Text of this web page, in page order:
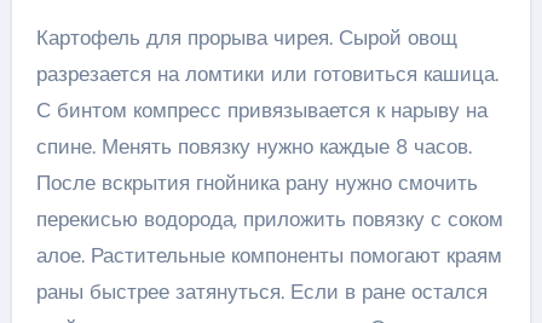
Картофель для прорыва чирея. Сырой овощ
разрезается на ломтики или готовиться кашица.
С бинтом компресс привязывается к нарыву на
спине. Менять повязку нужно каждые 8 часов.
После вскрытия гнойника рану нужно смочить
перекисью водорода, приложить повязку с соком
алое. Растительные компоненты помогают краям
раны быстрее затянуться. Если в ране остался